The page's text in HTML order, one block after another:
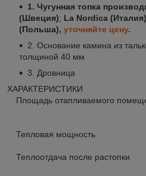
1. Чугунная топка
(Швеция); La Nordica
(Польша), уточняйте цену.
2. Основание камина из
толщиной 40 мм
3. Дровница
ХАРАКТЕРИСТИКИ
Площадь отапливаемого
Тепловая мощность
Теплоотдача после растопки